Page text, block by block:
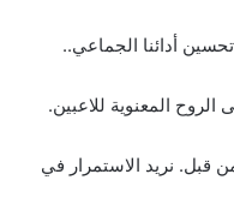
أدائنا الجماعي..
المعنوية للاعبين.
قبل. نريد الاستمرار في